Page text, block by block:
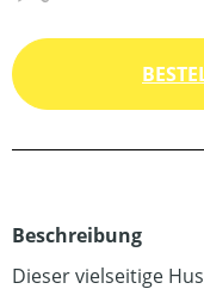
Beschreibung
Dieser vielseitige